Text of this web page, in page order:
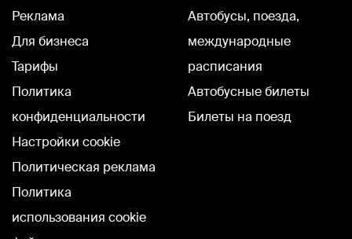
Реклама
Для бизнеса
Тарифы
Политика
конфиденциальности
Настройки cookie
Политическая реклама
Политика
использования cookie
Автобусы, поезда,
международные
расписания
Автобусные билеты
Билеты на поезд